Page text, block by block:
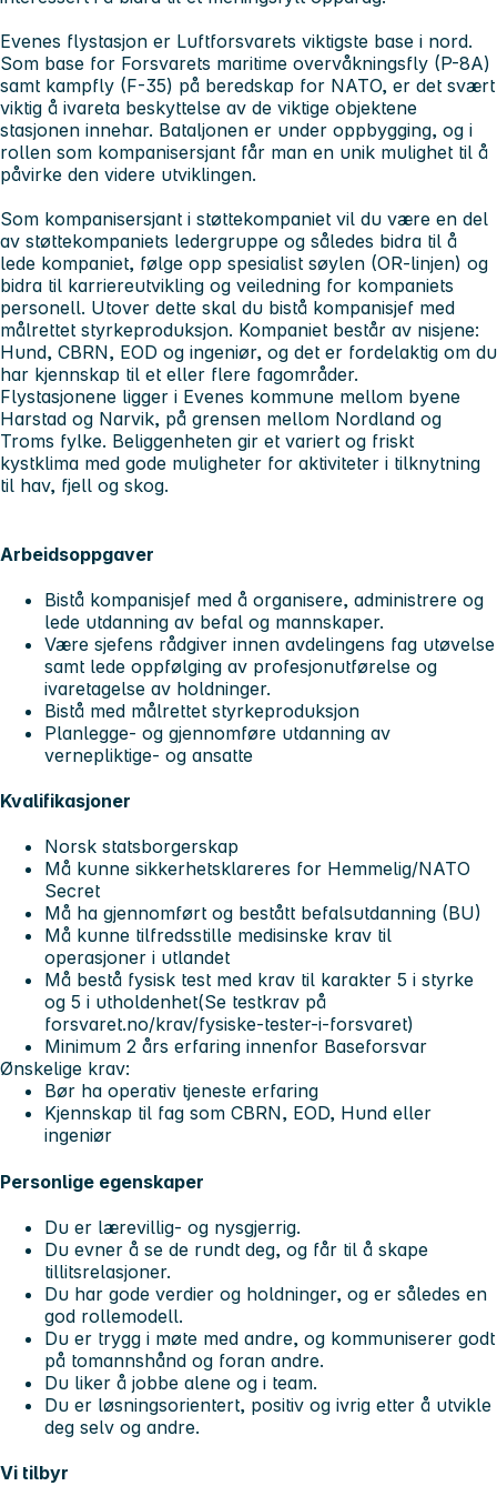
Evenes flystasjon er Luftforsvarets viktigste base i nord.
Som base for Forsvarets maritime overvåkningsfly (P-8A)
samt kampfly (F-35) på beredskap for NATO, er det svært
viktig å ivareta beskyttelse av de viktige objektene
stasjonen innehar. Bataljonen er under oppbygging, og i
rollen som kompanisersjant får man en unik mulighet til å
påvirke den videre utviklingen.
Som kompanisersjant i støttekompaniet vil du være en del
av støttekompaniets ledergruppe og således bidra til å
lede kompaniet, følge opp spesialist søylen (OR-linjen) og
bidra til karriereutvikling og veiledning for kompaniets
personell. Utover dette skal du bistå kompanisjef med
målrettet styrkeproduksjon. Kompaniet består av nisjene:
Hund, CBRN, EOD og ingeniør, og det er fordelaktig om du
har kjennskap til et eller flere fagområder.
Flystasjonene ligger i Evenes kommune mellom byene
Harstad og Narvik, på grensen mellom Nordland og
Troms fylke. Beliggenheten gir et variert og friskt
kystklima med gode muligheter for aktiviteter i tilknytning
til hav, fjell og skog.
Arbeidsoppgaver
Bistå kompanisjef med å organisere, administrere og
lede utdanning av befal og mannskaper.
Være sjefens rådgiver innen avdelingens fag utøvelse
samt lede oppfølging av profesjonutførelse og
ivaretagelse av holdninger.
Bistå med målrettet styrkeproduksjon
Planlegge- og gjennomføre utdanning av
vernepliktige- og ansatte
Kvalifikasjoner
Norsk statsborgerskap
Må kunne sikkerhetsklareres for Hemmelig/NATO
Secret
Må ha gjennomført og bestått befalsutdanning (BU)
Må kunne tilfredsstille medisinske krav til
operasjoner i utlandet
Må bestå fysisk test med krav til karakter 5 i styrke
og 5 i utholdenhet(Se testkrav på
forsvaret.no/krav/fysiske-tester-i-forsvaret)
Minimum 2 års erfaring innenfor Baseforsvar
Ønskelige krav:
Bør ha operativ tjeneste erfaring
Kjennskap til fag som CBRN, EOD, Hund eller
ingeniør
Personlige egenskaper
Du er lærevillig- og nysgjerrig.
Du evner å se de rundt deg, og får til å skape
tillitsrelasjoner.
Du har gode verdier og holdninger, og er således en
god rollemodell.
Du er trygg i møte med andre, og kommuniserer godt
på tomannshånd og foran andre.
Du liker å jobbe alene og i team.
Du er løsningsorientert, positiv og ivrig etter å utvikle
deg selv og andre.
Vi tilbyr